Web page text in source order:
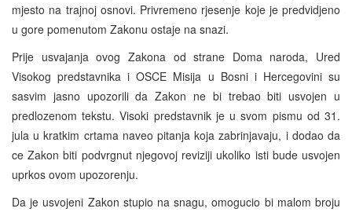
mjesto na trajnoj osnovi. Privremeno rjesenje koje je predvidjeno
u gore pomenutom Zakonu ostaje na snazi.
Prije usvajanja ovog Zakona od strane Doma naroda, Ured
Visokog predstavnika i OSCE Misija u Bosni i Hercegovini su
sasvim jasno upozorili da Zakon ne bi trebao biti usvojen u
predlozenom tekstu. Visoki predstavnik je u svom pismu od 31.
jula u kratkim crtama naveo pitanja koja zabrinjavaju, i dodao da
ce Zakon biti podvrgnut njegovoj reviziji ukoliko isti bude usvojen
uprkos ovom upozorenju.
Da je usvojeni Zakon stupio na snagu, omogucio bi malom broju